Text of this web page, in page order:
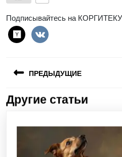
Подписывайтесь на
ПРЕДЫДУЩИЕ
Другие статьи